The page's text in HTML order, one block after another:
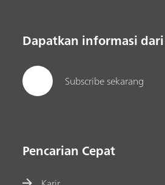
Dapatkan informasi
Subscribe sekarang
Pencarian Cepat